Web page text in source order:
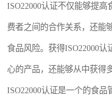
ISO22000认证不仅能够提
费者之间的合作关系，还能
食品风险。获得ISO22000
心的产品，还能够从中获得
ISO22000认证是一个的食